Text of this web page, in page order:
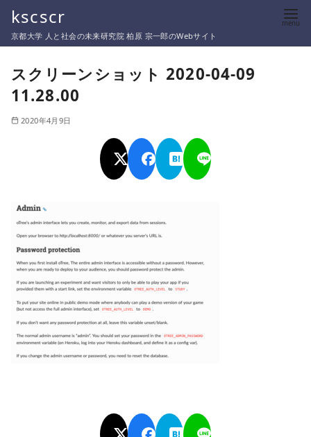
テ
kscscr
京都大学 人と社会の未来研究院 柏原 宗一郎のWebサイト
スクリーンショット 2020-04-09
11.28.00
2020年4月9日